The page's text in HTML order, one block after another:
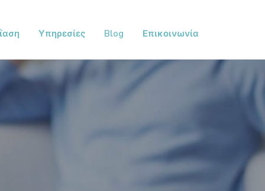
Υπηρεσίες Blog Επικοινωνία